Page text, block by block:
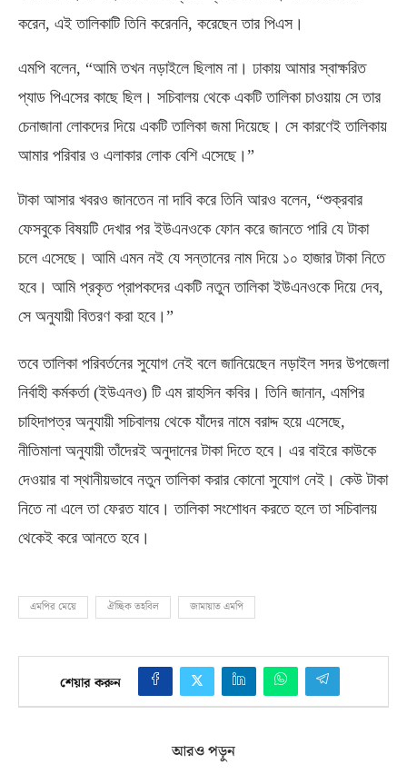
করেন, এই তালিকাটি তিনি করেননি, করেছেন তার পিএস।
এমপি বলেন, “আমি তখন নড়াইলে ছিলাম না। ঢাকায় আমার স্বাক্ষরিত
প্যাড পিএসের কাছে ছিল। সচিবালয় থেকে একটি তালিকা চাওয়ায় সে তার
চেনাজানা লোকদের দিয়ে একটি তালিকা জমা দিয়েছে। সে কারণেই তালিকায়
আমার পরিবার ও এলাকার লোক বেশি এসেছে।”
টাকা আসার খবরও জানতেন না দাবি করে তিনি আরও বলেন, “শুক্রবার
ফেসবুকে বিষয়টি দেখার পর ইউএনওকে ফোন করে জানতে পারি যে টাকা
চলে এসেছে। আমি এমন নই যে সন্তানের নাম দিয়ে ১০ হাজার টাকা নিতে
হবে। আমি প্রকৃত প্রাপকদের একটি নতুন তালিকা ইউএনওকে দিয়ে দেব,
সে অনুযায়ী বিতরণ করা হবে।”
তবে তালিকা পরিবর্তনের সুযোগ নেই বলে জানিয়েছেন নড়াইল সদর উপজেলা
নির্বাহী কর্মকর্তা (ইউএনও) টি এম রাহসিন কবির। তিনি জানান, এমপির
চাহিদাপত্র অনুযায়ী সচিবালয় থেকে যাঁদের নামে বরাদ্দ হয়ে এসেছে,
নীতিমালা অনুযায়ী তাঁদেরই অনুদানের টাকা দিতে হবে। এর বাইরে কাউকে
দেওয়ার বা স্থানীয়ভাবে নতুন তালিকা করার কোনো সুযোগ নেই। কেউ টাকা
নিতে না এলে তা ফেরত যাবে। তালিকা সংশোধন করতে হলে তা সচিবালয়
থেকেই করে আনতে হবে।
এমপির মেয়ে ঐচ্ছিক তহবিল জামায়াত এমপি
শেয়ার করুন
আরও পড়ুন